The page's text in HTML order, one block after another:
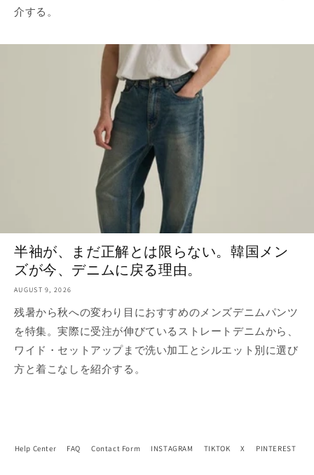
介する。
半袖が、まだ正解とは限らない。韓国メン
ズが今、デニムに戻る理由。
AUGUST 9, 2026
残暑から秋への変わり目におすすめのメンズデニムパンツ
を特集。実際に受注が伸びているストレートデニムから、
ワイド・セットアップまで洗い加工とシルエット別に選び
方と着こなしを紹介する。
Help Center FAQ Contact Form INSTAGRAM TIKTOK X PINTEREST